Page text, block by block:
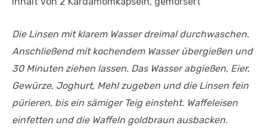
Die Linsen mit klarem Wasser dreimal durchwaschen.
Anschließend mit kochendem Wasser übergießen und
30 Minuten ziehen lassen. Das Wasser abgießen, Eier,
Gewürze, Joghurt, Mehl zugeben und die Linsen fein
pürieren, bis ein sämiger Teig einsteht. Waffeleisen
einfetten und die Waffeln goldbraun ausbacken.